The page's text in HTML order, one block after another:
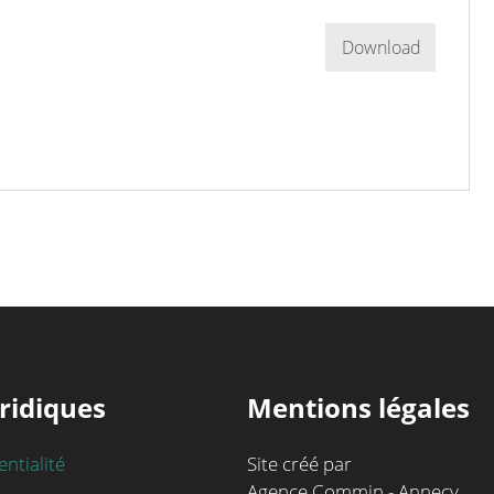
Download
Mentions légales
Site créé par